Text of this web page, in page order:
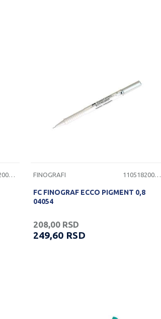
1105182000120 FINOGRAFI 1105182000121
FC FINOGRAF ECCO PIGMENT 0,8
04054
208,00 RSD
249,60 RSD